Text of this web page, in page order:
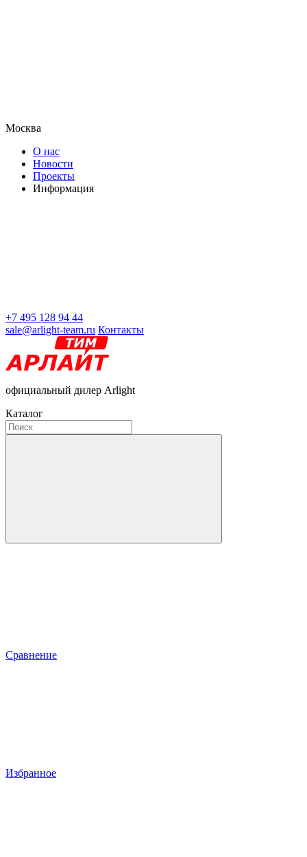
Москва
О нас
Новости
Проекты
Информация
+7 495 128 94 44
sale@arlight-team.ru Контакты
официальный дилер Arlight
Каталог
Сравнение
Избранное